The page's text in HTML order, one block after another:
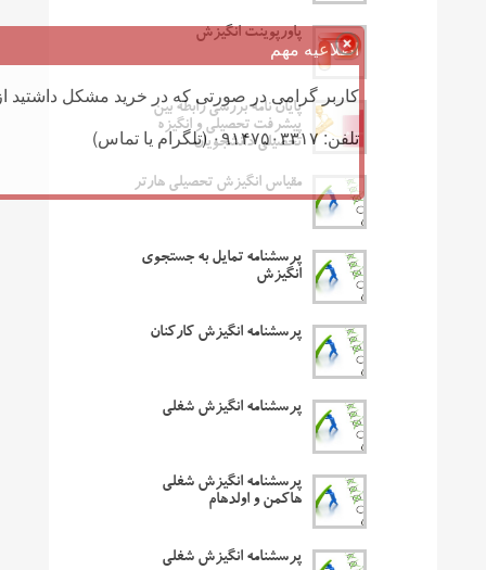
پاورپوینت انگیزش
پایان نامه بررسی رابطه بین
پیشرفت تحصیلی و انگیزه
تحصیلی دانشجویان
مقیاس انگیزش تحصیلی هارتر
پرسشنامه تمایل به جستجوی
انگیزش
پرسشنامه انگیزش کارکنان
پرسشنامه انگیزش شغلی
پرسشنامه انگیزش شغلی
هاکمن و اولدهام
پرسشنامه انگیزش شغلی
اطلاعیه مهم
کاربر گرامی در صورتی که در خرید مشکل داشتید
تلفن: ۰۹۱۴۷۵۰۳۳۱۷ (تلگرام یا تماس)